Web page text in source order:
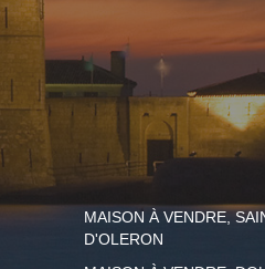
MAISON À VENDRE,
D'OLERON